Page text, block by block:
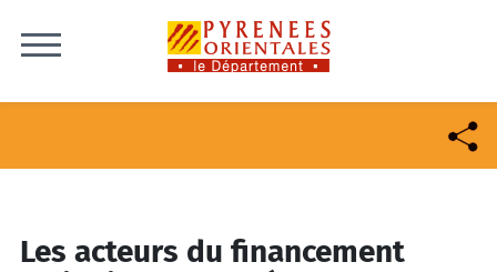
Les acteurs du financement